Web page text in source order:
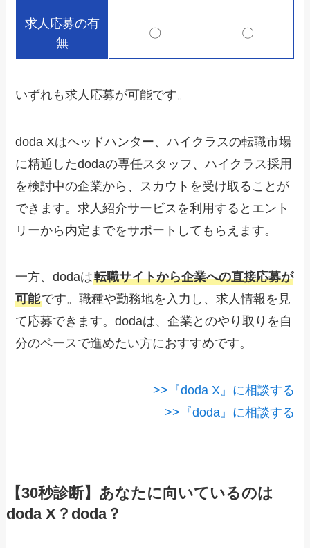
求人応募の有
無
〇 〇
いずれも求人応募が可能です。
doda Xはヘッドハンター、ハイクラスの転職市場
に精通したdodaの専任スタッフ、ハイクラス採用
を検討中の企業から、スカウトを受け取ることが
できます。求人紹介サービスを利用するとエント
リーから内定までをサポートしてもらえます。
一方、dodaは転職サイトから企業への直接応募が
可能です。職種や勤務地を入力し、求人情報を見
て応募できます。dodaは、企業とのやり取りを自
分のペースで進めたい方におすすめです。
>>『doda X』に相談する
>>『doda』に相談する
【30秒診断】あなたに向いているのは
doda X？doda？